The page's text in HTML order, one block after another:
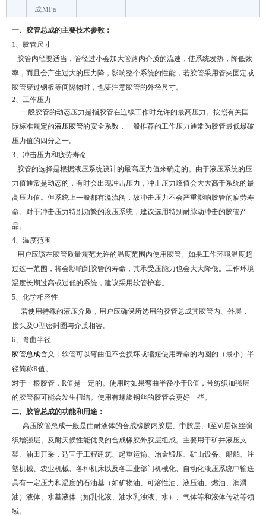
成MPa
一、胶管总成的主要技术参数：
1
、胶管尺寸
胶管内径要适当，管径过小会加大管路内介质的流速，使系统发热，降低效
率，而且会产生过大的压力降，影响整个系统的性能，若胶管采用管夹固定或
胶管穿过钢板等间隔物时，也要注意胶管的外径尺寸。
2 、工作压力
一般胶管的动态压力是指胶管在连续工作时允许的最高压力。按照有关国
际标准规定的液压胶管的安全系数，一般推荐的工作压力通常为胶管最低爆破
压力值的四分之一。
3 、冲击压力和疲劳寿命
胶管的选择是根据液压系统设计的最高压力值来确定的。由于液压系统的压
力值通常是动态的，有时会出现冲击压力，冲击压力峰值会大大高于系统的最
高压力值。但系统上一般都有溢流阀，故冲击压力不会严重影响胶管的疲劳寿
命。对于冲击压力特别频繁的液压系统，建议选用特别耐脉动冲击的胶管产
品。
4 、温度范围
用户应该在胶管质量规范允许的温度范围内使用胶管。如果工作环境温度超
过这一范围，将会影响到胶管的寿命，其承受压能力也会大大降低。工作环境
温度长期过高或过低的系统，建议采用软管护套。
5 、化学相容性
若使用特殊的液压介质，用户应确保所选用的胶管总成其胶管内、外层，
接头及O型密封圈与介质相容。
6 、弯曲半径
胶管总成含义： 软管可以弯曲但不会损坏或缩短使用寿命的内圆的（最小）半
径简称R值。
对于一根胶管， R值是一定的。使用时如果弯曲半径小于R值，带纺织加强层
的胶管很可能会发生扭结。使用有螺旋钢丝的胶管会更好一些。
二、胶管总成的功能和用途：
高压胶管总成一般是由耐液体的合成橡胶内胶层、中胶层、 Ⅰ至Ⅵ层钢丝编
织增强层、及耐天候性能优良的合成橡胶外胶层组成。主要用于矿井液压支
架、油田开采，适宜于工程建筑、起重运输、冶金锻压、矿山设备、船舶、注
塑机械、农业机械、各种机床以及各工业部门机械化、自动化液压系统中输送
具有一定压力和温度的石油基（如矿物油、可溶性油、液压油、燃油、润滑
油）液体、水基液体（如乳化液、油水乳浊液、水）、气体等和液体传动等领
域。